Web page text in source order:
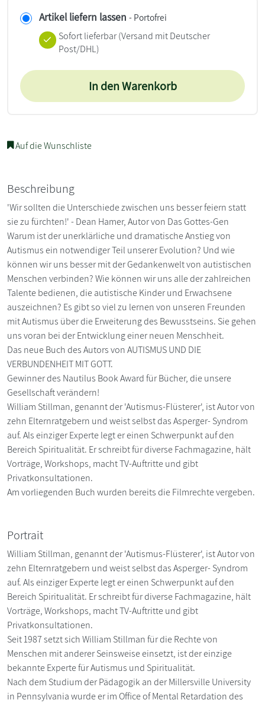
Artikel liefern lassen - Portofrei
Sofort lieferbar(Versand mit Deutscher
Post/DHL)
In den Warenkorb
Auf die Wunschliste
Beschreibung
'Wir sollten die Unterschiede zwischen uns besser feiern statt
sie zu fürchten!' - Dean Hamer, Autor von Das Gottes-Gen
Warum ist der unerklärliche und dramatische Anstieg von
Autismus ein notwendiger Teil unserer Evolution? Und wie
können wir uns besser mit der Gedankenwelt von autistischen
Menschen verbinden? Wie können wir uns alle der zahlreichen
Talente bedienen, die autistische Kinder und Erwachsene
auszeichnen? Es gibt so viel zu lernen von unseren Freunden
mit Autismus über die Erweiterung des Bewusstseins. Sie gehen
uns voran bei der Entwicklung einer neuen Menschheit.
Das neue Buch des Autors von AUTISMUS UND DIE
VERBUNDENHEIT MIT GOTT.
Gewinner des Nautilus Book Award für Bücher, die unsere
Gesellschaft verändern!
William Stillman, genannt der 'Autismus-Flüsterer', ist Autor von
zehn Elternratgebern und weist selbst das Asperger- Syndrom
auf. Als einziger Experte legt er einen Schwerpunkt auf den
Bereich Spiritualität. Er schreibt für diverse Fachmagazine, hält
Vorträge, Workshops, macht TV-Auftritte und gibt
Privatkonsultationen.
Am vorliegenden Buch wurden bereits die Filmrechte vergeben.
Portrait
William Stillman, genannt der 'Autismus-Flüsterer', ist Autor von
zehn Elternratgebern und weist selbst das Asperger- Syndrom
auf. Als einziger Experte legt er einen Schwerpunkt auf den
Bereich Spiritualität. Er schreibt für diverse Fachmagazine, hält
Vorträge, Workshops, macht TV-Auftritte und gibt
Privatkonsultationen.
Seit 1987 setzt sich William Stillman für die Rechte von
Menschen mit anderer Seinsweise einsetzt, ist der einzige
bekannte Experte für Autismus und Spiritualität.
Nach dem Studium der Pädagogik an der Millersville University
in Pennsylvania wurde er im Office of Mental Retardation des